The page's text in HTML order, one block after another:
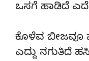
ಒಸಗೆ ಹಾಡಿದೆ
ಕೊಳೆವ ಬೀಜವೂ
ಎದ್ದು ನಗುತಿದೆ